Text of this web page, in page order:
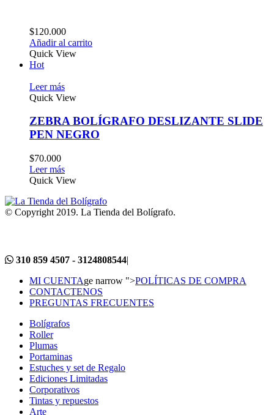
$120.000
Añadir al carrito
Quick View
Hot
Leer más
Quick View
ZEBRA BOLÍGRAFO DESLIZANTE SLIDE
PEN NEGRO
$70.000
Leer más
Quick View
© Copyright 2019. La Tienda del Bolígrafo.
310 859 4507 - 3124808544|
MI CUENTAge narrow ">POLÍTICAS DE COMPRA
CONTACTENOS
PREGUNTAS FRECUENTES
Bolígrafos
Roller
Plumas
Portaminas
Estuches y set de Regalo
Ediciones Limitadas
Corporativos
Tintas y repuestos
Arte